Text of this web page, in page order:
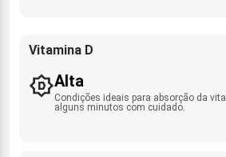
Vitamina D
Alta
Condições ideais para absorção da
alguns minutos com cuidado.